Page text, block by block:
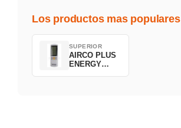
Los productos mas populares
SUPERIOR
AIRCO PLUS
ENERGY